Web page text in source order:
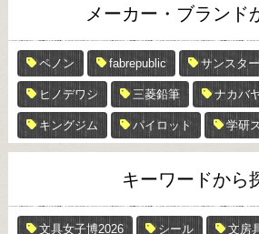
メーカー・ブランド
ペノン fabrepublic サンスタ
ヒノデワシ 三菱鉛筆 ナカバ
キングジム パイロット 学研
キーワードから
文具女子博2026 シール 文房